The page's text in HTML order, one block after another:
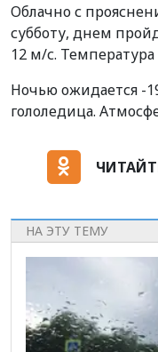
Облачно с
субботу, днем
12 м/с.
Ночью ожидается -
гололедица.
НА ЭТУ ТЕМУ